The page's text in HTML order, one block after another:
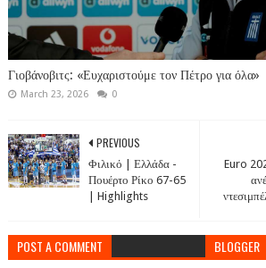
Γιοβάνοβιτς: «Ευχαριστούμε τον Πέτρο για όλα»
March 23, 2026 0
Euro
PREVIOUS
Φιλικό | Ελλάδα -
Πουέρτο Ρίκο 67-65
| Highlights
POST A COMMENT BLOGGER